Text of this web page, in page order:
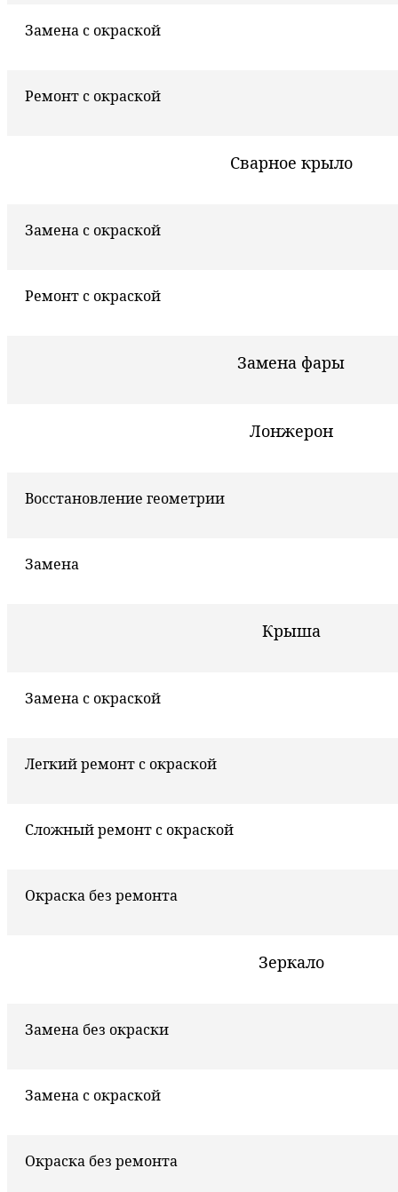
Замена с окраской
Ремонт с окраской
Сварное крыло
Замена с окраской
Ремонт с окраской
Замена фары
Лонжерон
Восстановление геометрии
Замена
Крыша
Замена с окраской
Легкий ремонт с окраской
Сложный ремонт с окраской
Окраска без ремонта
Зеркало
Замена без окраски
Замена с окраской
Окраска без ремонта